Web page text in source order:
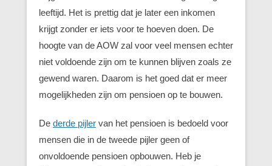
leeftijd. Het is prettig dat je later een inkomen
krijgt zonder er iets voor te hoeven doen. De
hoogte van de AOW zal voor veel mensen echter
niet voldoende zijn om te kunnen blijven zoals ze
gewend waren. Daarom is het goed dat er meer
mogelijkheden zijn om pensioen op te bouwen.
De derde pijler van het pensioen is bedoeld voor
mensen die in de tweede pijler geen of
onvoldoende pensioen opbouwen. Heb je